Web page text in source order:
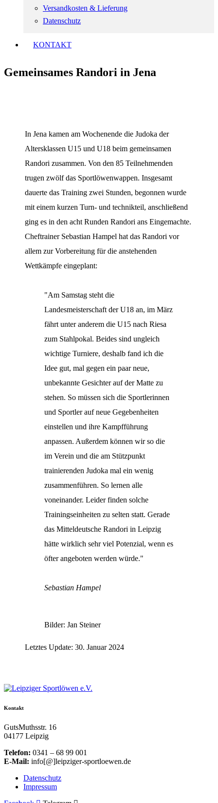
Versandkosten & Lieferung
Datenschutz
KONTAKT
Gemeinsames Randori in Jena
In Jena kamen am Wochenende die Judoka der
Altersklassen U15 und U18 beim gemeinsamen
Randori zusammen. Von den 85 Teilnehmenden
trugen zwölf das Sportlöwenwappen. Insgesamt
dauerte das Training zwei Stunden, begonnen wurde
mit einem kurzen Turn- und technikteil, anschließend
ging es in den acht Runden Randori ans Eingemachte.
Cheftrainer Sebastian Hampel hat das Randori vor
allem zur Vorbereitung für die anstehenden
Wettkämpfe eingeplant:
"Am Samstag steht die
Landesmeisterschaft der U18 an, im März
fährt unter anderem die U15 nach Riesa
zum Stahlpokal. Beides sind ungleich
wichtige Turniere, deshalb fand ich die
Idee gut, mal gegen ein paar neue,
unbekannte Gesichter auf der Matte zu
stehen. So müssen sich die Sportlerinnen
und Sportler auf neue Gegebenheiten
einstellen und ihre Kampfführung
anpassen. Außerdem können wir so die
im Verein und die am Stützpunkt
trainierenden Judoka mal ein wenig
zusammenführen. So lernen alle
voneinander. Leider finden solche
Trainingseinheiten zu selten statt. Gerade
das Mitteldeutsche Randori in Leipzig
hätte wirklich sehr viel Potenzial, wenn es
öfter angeboten werden würde."
Sebastian Hampel
Bilder: Jan Steiner
Letztes Update: 30. Januar 2024
Kontakt
GutsMuthsstr. 16
04177 Leipzig
Telefon: 0341 – 68 99 001
E-Mail: info[@]leipziger-sportloewen.de
Datenschutz
Impressum